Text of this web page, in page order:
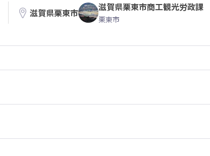
滋賀県栗東市 滋賀県栗東市商工観光労政課
栗東市